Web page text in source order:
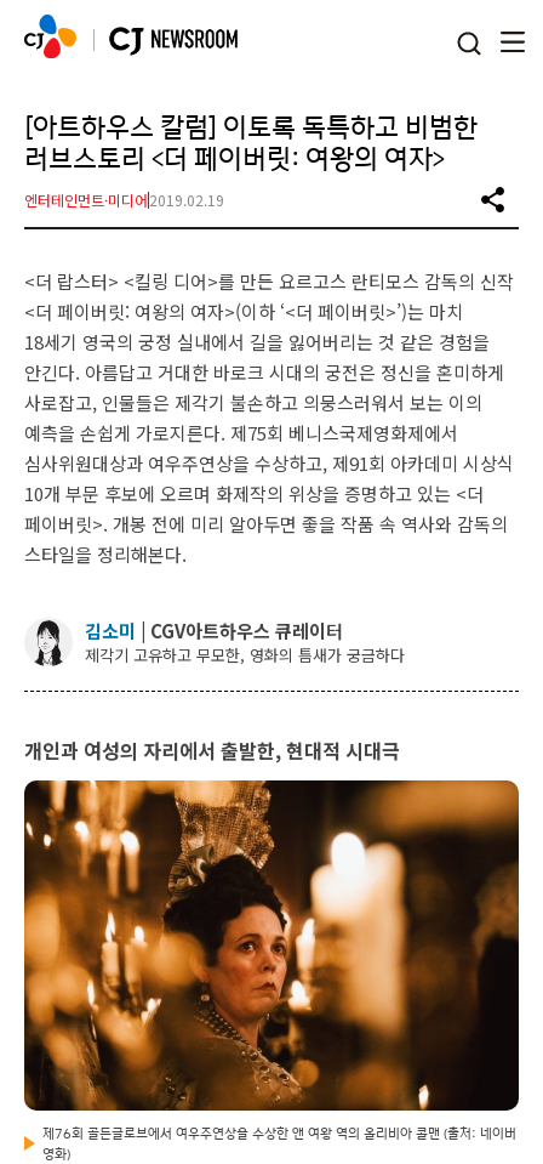
[아트하우스 칼럼] 이토록 독특하고 비범한
러브스토리 <더 페이버릿: 여왕의 여자>
엔터테인먼트·미디어2019.02.19
<더 랍스터> <킬링 디어>를 만든 요르고스 란티모스 감독의 신작
<더 페이버릿: 여왕의 여자>(이하 ‘<더 페이버릿>’)는 마치
18세기 영국의 궁정 실내에서 길을 잃어버리는 것 같은 경험을
안긴다. 아름답고 거대한 바로크 시대의 궁전은 정신을 혼미하게
사로잡고, 인물들은 제각기 불손하고 의뭉스러워서 보는 이의
예측을 손쉽게 가로지른다. 제75회 베니스국제영화제에서
심사위원대상과 여우주연상을 수상하고, 제91회 아카데미 시상식
10개 부문 후보에 오르며 화제작의 위상을 증명하고 있는 <더
페이버릿>. 개봉 전에 미리 알아두면 좋을 작품 속 역사와 감독의
스타일을 정리해본다.
김소미 | CGV아트하우스 큐레이터
제각기 고유하고 무모한, 영화의 틈새가 궁금하다
개인과 여성의 자리에서 출발한, 현대적 시대극
제76회 골든글로브에서 여우주연상을 수상한 앤 여왕 역의 올리비아 콜맨 (출처: 네이버
영화)